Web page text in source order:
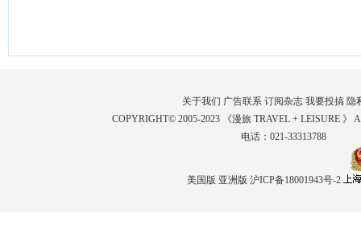
关于我们 广告联系 订阅杂志 我要投搞 隐
COPYRIGHT© 2005-2023 《漫旅 TRAVEL + LEISURE 》
电话：021-33313788
美国版 亚洲版 沪ICP备18001943号-2